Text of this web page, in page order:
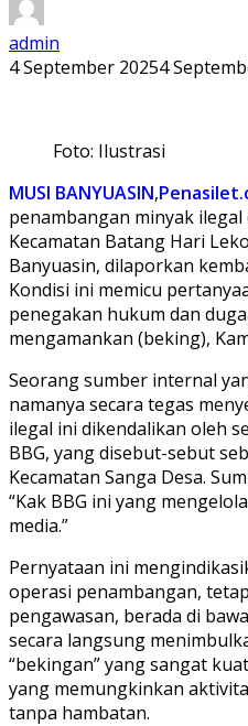
admin
4 September 20254
Foto: Ilustrasi
MUSI BANYUASIN,
penambangan minyak ilegal
Kecamatan Batang Hari
Banyuasin, dilaporkan
Kondisi ini memicu
penegakan hukum dan
mengamankan (beking),
Seorang sumber internal
namanya secara tegas
ilegal ini dikendalikan oleh
BBG, yang disebut-sebut
Kecamatan Sanga Desa.
“Kak BBG ini yang
media.”
Pernyataan ini
operasi penambangan,
pengawasan, berada di
secara langsung
“bekingan” yang sangat
yang memungkinkan
tanpa hambatan.